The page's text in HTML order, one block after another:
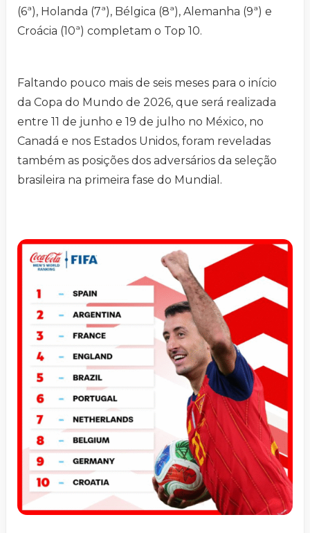
(6ª), Holanda (7ª), Bélgica (8ª), Alemanha (9ª) e
Croácia (10ª) completam o Top 10.
Faltando pouco mais de seis meses para o início
da Copa do Mundo de 2026, que será realizada
entre 11 de junho e 19 de julho no México, no
Canadá e nos Estados Unidos, foram reveladas
também as posições dos adversários da seleção
brasileira na primeira fase do Mundial.